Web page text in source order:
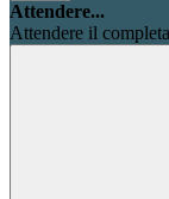
Attendere...
Attendere il